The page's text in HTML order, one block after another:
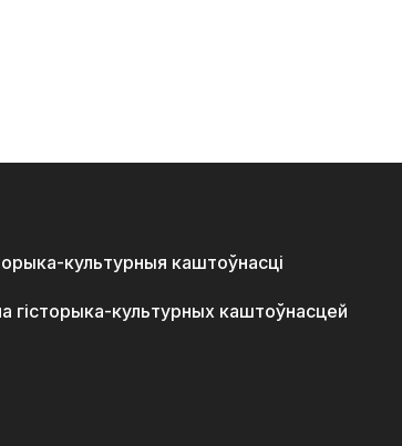
культурныя каштоўнасці
гісторыка-культурных каштоўнасцей